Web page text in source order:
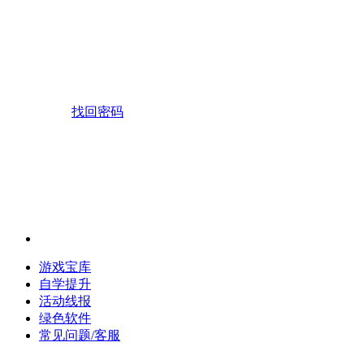
找回密码
游戏宝库
自学提升
活动线报
绿色软件
常见问题/客服